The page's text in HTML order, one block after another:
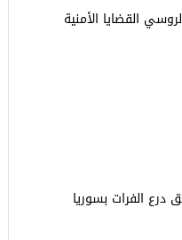
القضايا الأمنية